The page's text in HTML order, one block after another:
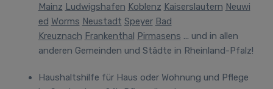
Mainz Ludwigshafen Koblenz Kaiserslautern Neuwi
ed Worms Neustadt Speyer Bad
Kreuznach Frankenthal Pirmasens ... und in allen
anderen Gemeinden und Städte in Rheinland-Pfalz!
Haushaltshilfe für Haus oder Wohnung und Pflege